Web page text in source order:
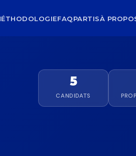
FAQPARTISÀ
5
CANDIDATS